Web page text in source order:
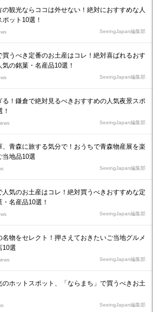
の観光ならココは外せない！絶対におすすめな人
ット10選！
SeeingJapan編集部
買うべき定番のお土産はコレ！絶対喜ばれるおす
気の銘菓・名産品10選！
SeeingJapan編集部
る！鎌倉で絶対見るべきおすすめの人気夜景スポ
！
SeeingJapan編集部
、青森に旅する気分で！おうちで青森物産展を楽
当地品10選
SeeingJapan編集部
人気のお土産はコレ！絶対買うべきおすすめな定
名産品10選！
SeeingJapan編集部
名物をセレクト！押さえておきたいご当地グルメ
10選
SeeingJapan編集部
のホットスポット、「ならまち」で買うべきお土
SeeingJapan編集部